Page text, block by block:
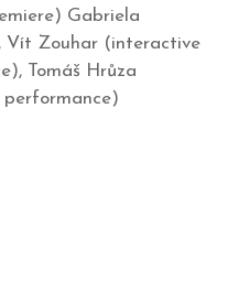
Gabriela
Vít Zouhar (interactive
Tomáš Hrůza